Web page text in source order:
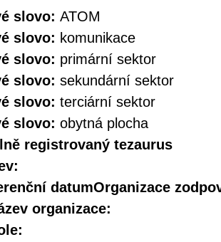
slovo: ATOM
slovo: komunikace
slovo: primární sektor
slovo: sekundární sektor
slovo: terciární sektor
slovo: obytná plocha
registrovaný tezaurus
datumOrganizace
organizace: